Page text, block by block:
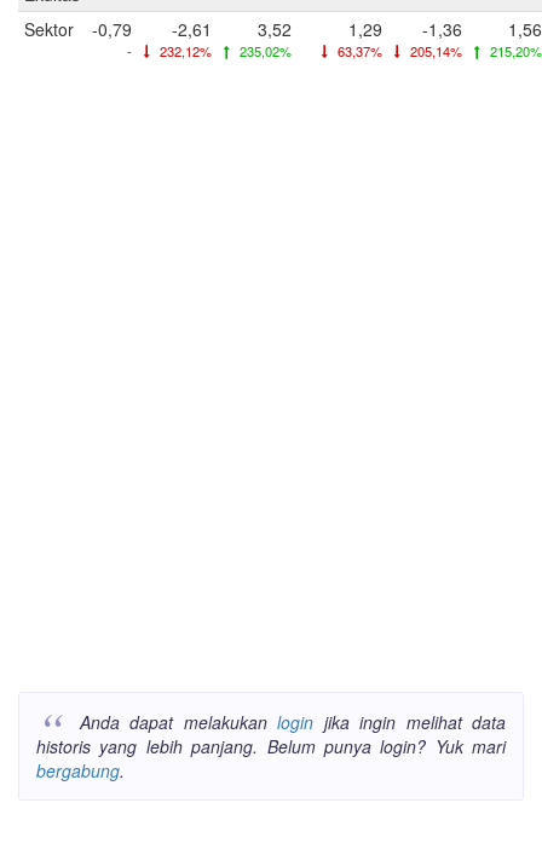
Sektor -0,79
-
-2,61
232,12%
3,52
235,02%
1,29
63,37%
-1,36
205,14%
1,56
215,20%
Anda dapat melakukanlogin jika ingin melihat data
historis yang lebih panjang. Belum punya login? Yuk mari
bergabung.